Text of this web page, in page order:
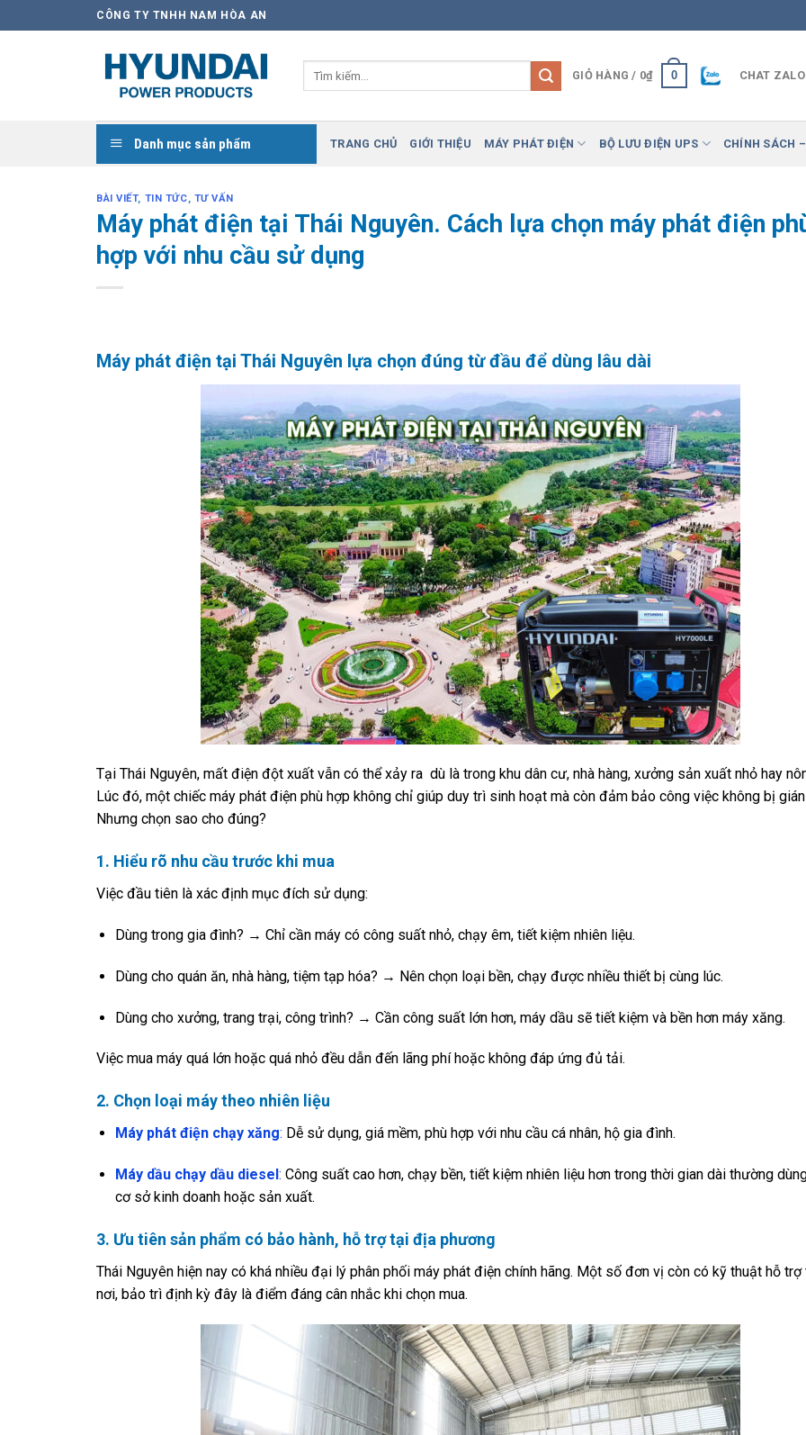
to
CÔNG TY TNHH NAM HÒA AN
GIỎ HÀNG / 0₫ 0 CHAT ZALO
Danh mục sản phẩm TRANG CHỦ GIỚI THIỆU MÁY PHÁT ĐIỆN BỘ LƯU ĐIỆN UPS CHÍNH SÁCH
BÀI VIẾT, TIN TỨC, TƯ VẤN
Máy phát điện tại Thái Nguyên. Cách lựa chọn máy phát điện
hợp với nhu cầu sử dụng
Máy phát điện tại Thái Nguyên lựa chọn đúng từ đầu để dùng lâu dài
Tại Thái Nguyên, mất điện đột xuất vẫn có thể xảy ra dù là trong khu dân cư, nhà hàng, xưởng sản xuất nhỏ hay
Lúc đó, một chiếc máy phát điện phù hợp không chỉ giúp duy trì sinh hoạt mà còn đảm bảo công việc không bị
Nhưng chọn sao cho đúng?
1. Hiểu rõ nhu cầu trước khi mua
Việc đầu tiên là xác định mục đích sử dụng:
Dùng trong gia đình? → Chỉ cần máy có công suất nhỏ, chạy êm, tiết kiệm nhiên liệu.
Dùng cho quán ăn, nhà hàng, tiệm tạp hóa? → Nên chọn loại bền, chạy được nhiều thiết bị cùng lúc.
Dùng cho xưởng, trang trại, công trình? → Cần công suất lớn hơn, máy dầu sẽ tiết kiệm và bền hơn máy xăng.
Việc mua máy quá lớn hoặc quá nhỏ đều dẫn đến lãng phí hoặc không đáp ứng đủ tải.
2. Chọn loại máy theo nhiên liệu
Máy phát điện chạy xăng: Dễ sử dụng, giá mềm, phù hợp với nhu cầu cá nhân, hộ gia đình.
Máy dầu chạy dầu diesel: Công suất cao hơn, chạy bền, tiết kiệm nhiên liệu hơn trong thời gian dài thường
cơ sở kinh doanh hoặc sản xuất.
3. Ưu tiên sản phẩm có bảo hành, hỗ trợ tại địa phương
Thái Nguyên hiện nay có khá nhiều đại lý phân phối máy phát điện chính hãng. Một số đơn vị còn có kỹ thuật hỗ trợ
nơi, bảo trì định kỳ đây là điểm đáng cân nhắc khi chọn mua.